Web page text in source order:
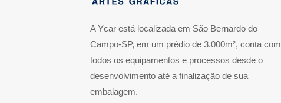
A Ycar está localizada em São Bernardo do
Campo-SP, em um prédio de 3.000m², conta com
todos os equipamentos e processos desde o
desenvolvimento até a finalização de sua
embalagem.